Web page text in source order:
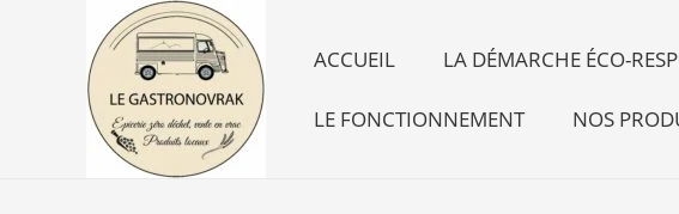
ACCUEIL LA DÉMARCHE ÉCO-
LE FONCTIONNEMENT NOS